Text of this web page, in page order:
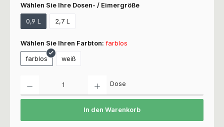
Wählen Sie Ihre Dosen- / Eimergröße
0,9 L 2,7 L
Wählen Sie Ihren Farbton: farblos
farblos weiß
Dose
In den Warenkorb